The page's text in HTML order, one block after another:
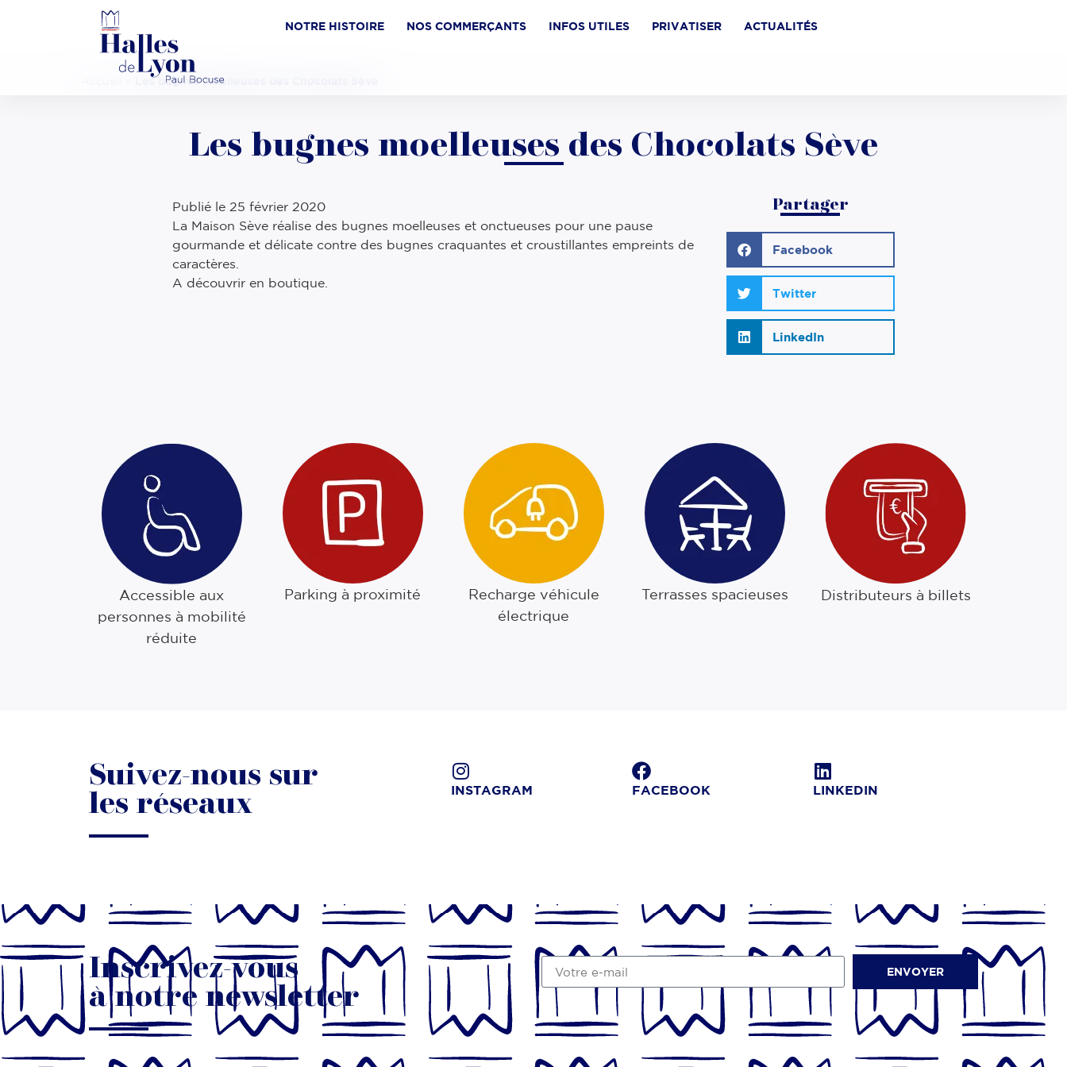
NOTRE HISTOIRE NOS COMMERÇANTS INFOS UTILES PRIVATISER ACTUALITÉS
Les bugnes moelleuses des Chocolats Sève
Les bugnes moelleuses des Chocolats Sève
Publié le 25 février 2020
La Maison Sève réalise des bugnes moelleuses et onctueuses pour une pause
gourmande et délicate contre des bugnes craquantes et croustillantes empreints de
caractères.
A découvrir en boutique.
Partager
Facebook
Twitter
LinkedIn
Accessible aux
personnes à mobilité
réduite
Parking à proximité
Recharge véhicule
électrique
Terrasses spacieuses Distributeurs à billets
Suivez-nous sur
les réseaux
INSTAGRAM FACEBOOK LINKEDIN
Inscrivez-vous
à notre newsletter
ENVOYER